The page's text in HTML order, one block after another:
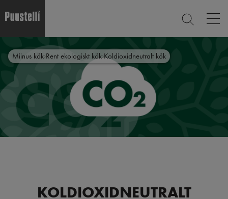
main
content
Main
menu
sv
Miinus kök Rent ekologiskt kök Koldioxidneutralt kök
KOLDIOXIDNEUTRALT